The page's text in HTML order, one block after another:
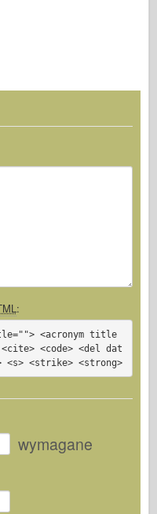
:
<acronym title
<code> <del dat
<s> <strike> <strong>
wymagane